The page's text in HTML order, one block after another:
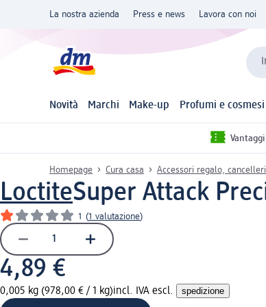
La nostra azienda Press e news Lavora con noi
Novità Marchi Make-up Profumi e cosmesi
Homepage Cura casa Accessori regalo,
LoctiteSuper Attack
1 (1 valutazione)
4,89 €
0,005 kg (978,00 € / 1 kg)incl. IVA escl. spedizione